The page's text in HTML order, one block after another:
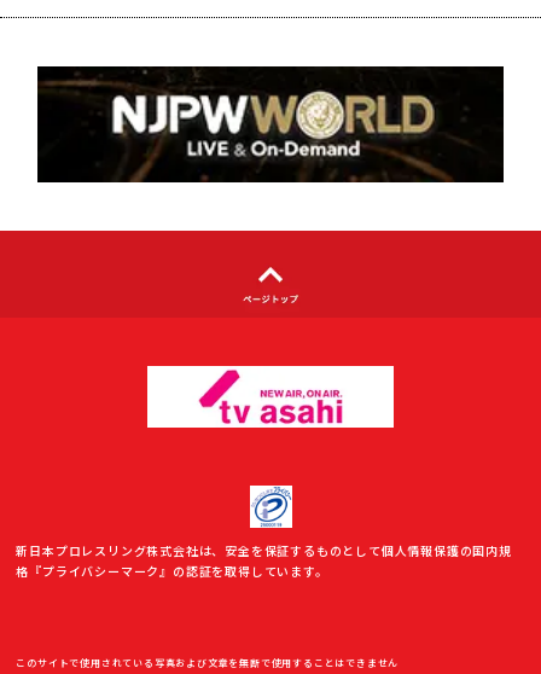
著作権について
利用者情報の外部送信について
新日本プロレスリング株式会社は、安全を保証するものとして個人情報保護の国内規
格『プライバシーマーク』の認証を取得しています。
このサイトで使用されている写真および文章を無断で使用することはできません